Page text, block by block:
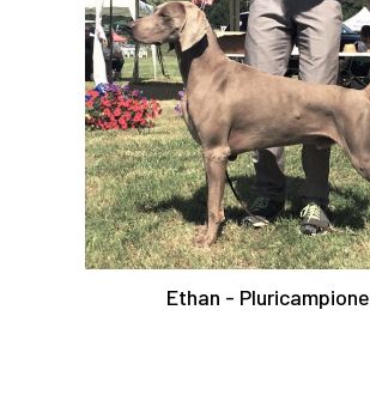
Ethan - Pluricampione